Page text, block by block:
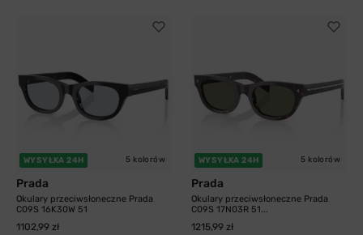
WYSYŁKA 24H 5 kolorów
Prada
Okulary przeciwsłoneczne Prada
C09S 16K30W 51
1102,99 zł
WYSYŁKA 24H 5 kolorów
Prada
Okulary przeciwsłoneczne Prada
C09S 17N03R 51...
1215,99 zł